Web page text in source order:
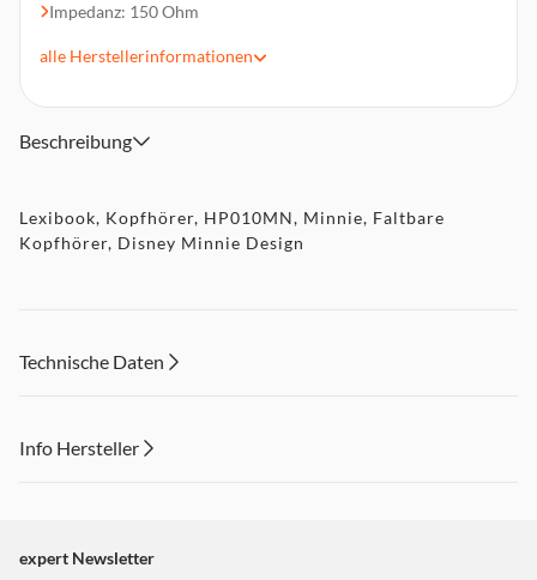
Impedanz: 150 Ohm
alle Herstellerinformationen
Beschreibung
Lexibook, Kopfhörer, HP010MN, Minnie, Faltbare
Kopfhörer, Disney Minnie Design
Technische Daten
Info Hersteller
"Marketing".
expert Newsletter